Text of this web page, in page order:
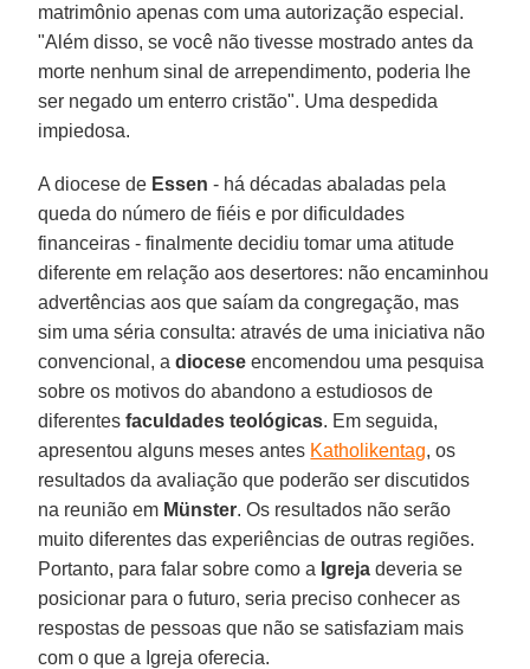
matrimônio apenas com uma autorização especial.
"Além disso, se você não tivesse mostrado antes da
morte nenhum sinal de arrependimento, poderia lhe
ser negado um enterro cristão". Uma despedida
impiedosa.
A diocese de Essen - há décadas abaladas pela
queda do número de fiéis e por dificuldades
financeiras - finalmente decidiu tomar uma atitude
diferente em relação aos desertores: não encaminhou
advertências aos que saíam da congregação, mas
sim uma séria consulta: através de uma iniciativa não
convencional, adiocese encomendou uma pesquisa
sobre os motivos do abandono a estudiosos de
diferentesfaculdades teológicas. Em seguida,
apresentou alguns meses antes Katholikentag, os
resultados da avaliação que poderão ser discutidos
na reunião em Münster. Os resultados não serão
muito diferentes das experiências de outras regiões.
Portanto, para falar sobre como a Igreja deveria se
posicionar para o futuro, seria preciso conhecer as
respostas de pessoas que não se satisfaziam mais
com o que a Igreja oferecia.